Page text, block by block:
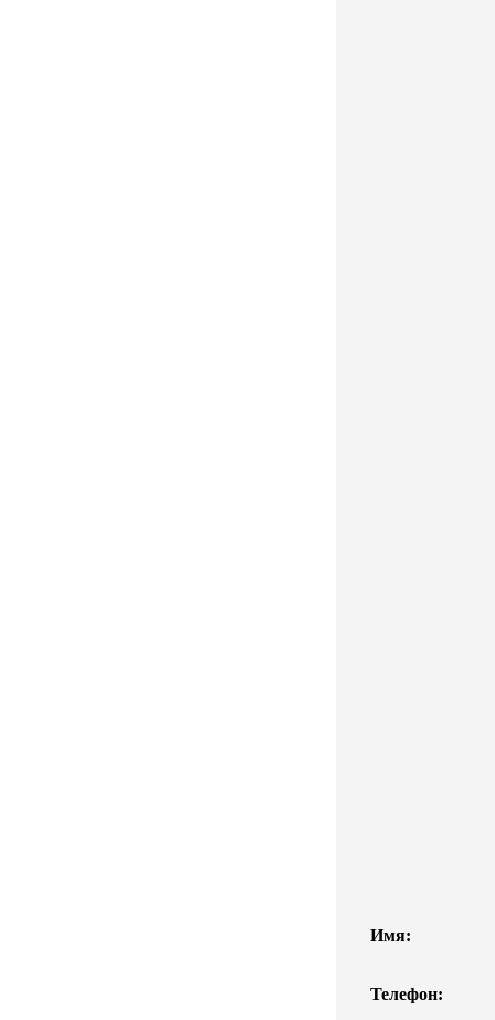
Имя:
Телефон: